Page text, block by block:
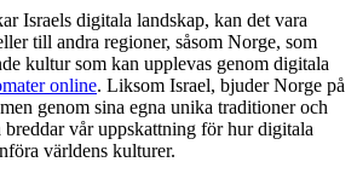
Israels digitala landskap, kan det vara
till andra regioner, såsom Norge, som
kultur som kan upplevas genom digitala
online. Liksom Israel, bjuder Norge på
genom sina egna unika traditioner och
breddar vår uppskattning för hur digitala
världens kulturer.